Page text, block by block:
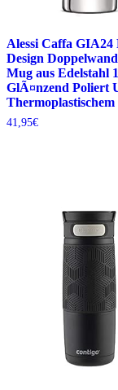
Alessi Caffa GIA24
Design
Mug aus Edelstahl
GlÃ¤nzend Poliert
41,95€